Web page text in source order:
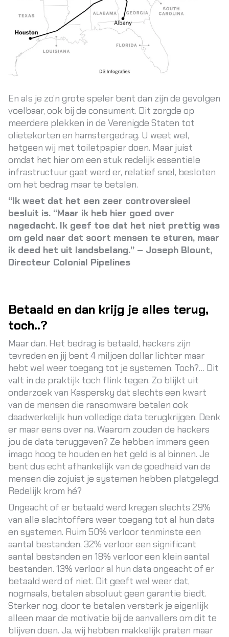
En als je zo’n grote speler bent dan zijn de gevolgen
voelbaar, ook bij de consument. Dit zorgde op
meerdere plekken in de Verenigde Staten tot
olietekorten en hamstergedrag. U weet wel,
hetgeen wij met toiletpapierdoen. Maar juist
omdat het hier om een stuk redelijk essentiële
infrastructuur gaat werd er, relatief snel, besloten
om het bedrag maar te betalen.
“Ik weet dat het een zeer controversieel
besluit is. “Maar ik heb hier goed over
nagedacht. Ik geef toe dat het niet prettig was
om geld naar dat soort mensen te sturen, maar
ik deed het uit landsbelang.” – Joseph Blount,
Directeur Colonial Pipelines
Betaald en dan krijg je alles terug,
toch..?
Maar dan. Het bedrag is betaald, hackers zijn
tevreden en jij bent 4 miljoen dollar lichter maar
hebt wel weer toegang tot je systemen. Toch?… Dit
valt in de praktijk toch flink tegen. Zo blijkt uit
onderzoek van Kaspersky dat slechts een kwart
van de mensen die ransomware betalen ook
daadwerkelijk hun volledige data terugkrijgen. Denk
er maar eens over na. Waarom zouden de hackers
jou de data teruggeven? Ze hebben immers geen
imago hoog te houden en het geld is al binnen. Je
bent dus echt afhankelijk van de goedheid van de
mensen die zojuist je systemen hebben platgelegd.
Redelijk krom hé?
Ongeacht of er betaald werd kregen slechts 29%
van alle slachtoffers weer toegang tot al hun data
en systemen. Ruim 50% verloor tenminste een
aantal bestanden, 32% verloor een significant
aantal bestanden en 18% verloor een klein aantal
bestanden. 13% verloor al hun data ongeacht of er
betaald werd of niet. Dit geeft wel weer dat,
nogmaals, betalen absoluut geen garantie biedt.
Sterker nog, door te betalen versterk je eigenlijk
alleen maar de motivatie bij de aanvallers om dit te
blijven doen. Ja, wij hebben makkelijk praten maar